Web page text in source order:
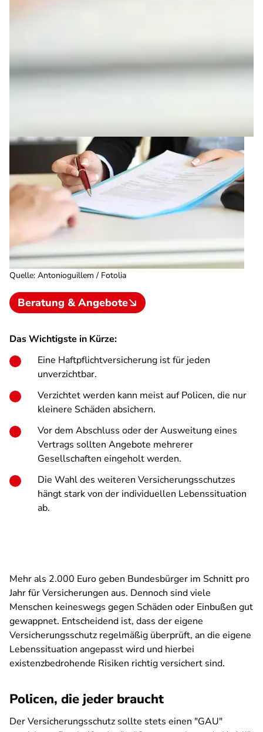
Quelle: Antonioguillem / Fotolia
Beratung & Angebote
Das Wichtigste in Kürze:
Eine Haftpflichtversicherung ist für jeden
unverzichtbar.
Verzichtet werden kann meist auf Policen, die nur
kleinere Schäden absichern.
Vor dem Abschluss oder der Ausweitung eines
Vertrags sollten Angebote mehrerer
Gesellschaften eingeholt werden.
Die Wahl des weiteren Versicherungsschutzes
hängt stark von der individuellen Lebenssituation
ab.
Mehr als 2.000 Euro geben Bundesbürger im Schnitt pro
Jahr für Versicherungen aus. Dennoch sind viele
Menschen keineswegs gegen Schäden oder Einbußen gut
gewappnet. Entscheidend ist, dass der eigene
Versicherungsschutz regelmäßig überprüft, an die eigene
Lebenssituation angepasst wird und hierbei
existenzbedrohende Risiken richtig versichert sind.
Policen, die jeder braucht
Der Versicherungsschutz sollte stets einen "GAU"